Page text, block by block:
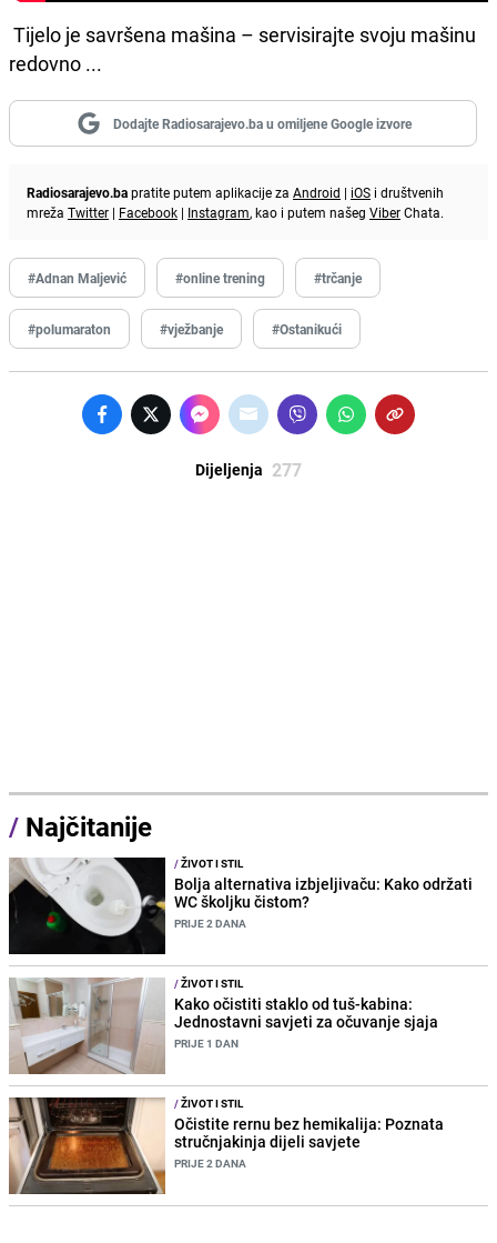
Tijelo je savršena mašina – servisirajte svoju mašinu
redovno ...
Dodajte Radiosarajevo.ba u omiljene Google izvore
Radiosarajevo.bapratite putem aplikacije za Android | iOS i društvenih
mreža Twitter | Facebook | Instagram, kao i putem našeg ViberChata.
#Adnan Maljević #online trening #trčanje
#polumaraton #vježbanje #Ostanikući
Dijeljenja 277
/ Najčitanije
/ŽIVOT I STIL
Bolja alternativa izbjeljivaču: Kako održati
WC školjku čistom?
PRIJE 2 DANA
/ŽIVOT I STIL
Kako očistiti staklo od tuš-kabina:
Jednostavni savjeti za očuvanje sjaja
PRIJE 1 DAN
/ŽIVOT I STIL
Očistite rernu bez hemikalija: Poznata
stručnjakinja dijeli savjete
PRIJE 2 DANA